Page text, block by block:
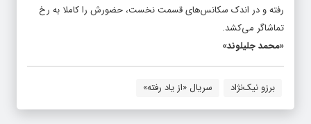
تماشاگر می‌کشد.
«محمد جلیلوند»
برزو نیک‌نژاد سریال «از یاد رفته»
مطالب پیشنهادی